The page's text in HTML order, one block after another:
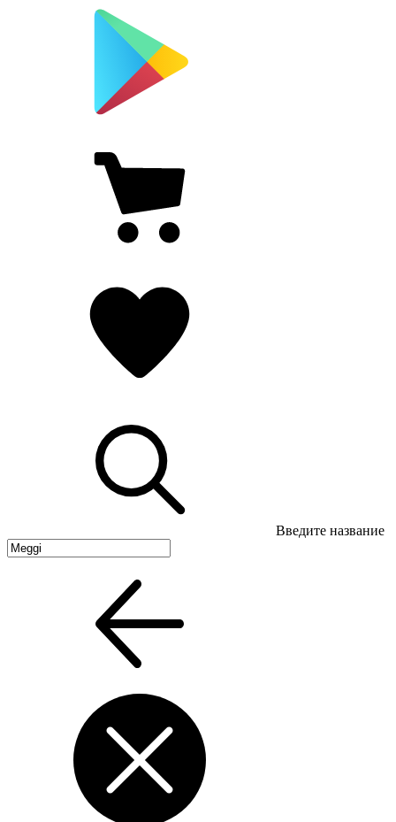
Введите название